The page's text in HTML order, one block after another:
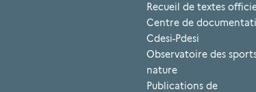
Recueil de textes
Centre de
Cdesi-Pdesi
Observatoire des
nature
Publications de